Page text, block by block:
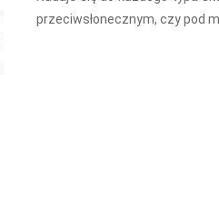
przeciwsłonecznym, czy pod